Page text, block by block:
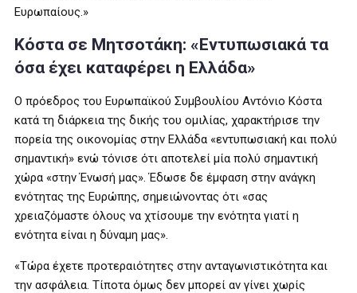
Ευρωπαίους.»
Κόστα σε Μητσοτάκη: «Εντυπωσιακά τα
όσα έχει καταφέρει η Ελλάδα»
Ο πρόεδρος του Ευρωπαϊκού Συμβουλίου Αντόνιο Κόστα
κατά τη διάρκεια της δικής του ομιλίας, χαρακτήρισε την
πορεία της οικονομίας στην Ελλάδα «εντυπωσιακή και πολύ
σημαντική» ενώ τόνισε ότι αποτελεί μία πολύ σημαντική
χώρα «στην Ένωσή μας». Έδωσε δε έμφαση στην ανάγκη
ενότητας της Ευρώπης, σημειώνοντας ότι «σας
χρειαζόμαστε όλους να χτίσουμε την ενότητα γιατί η
ενότητα είναι η δύναμη μας».
«Τώρα έχετε προτεραιότητες στην ανταγωνιστικότητα και
την ασφάλεια. Τίποτα όμως δεν μπορεί αν γίνει χωρίς